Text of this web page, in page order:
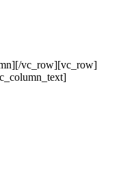
vc_row][vc_row]